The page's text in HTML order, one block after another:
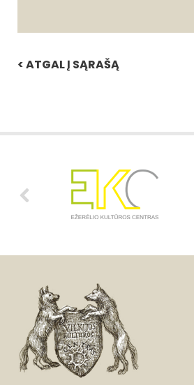
< ATGAL Į SĄRAŠĄ